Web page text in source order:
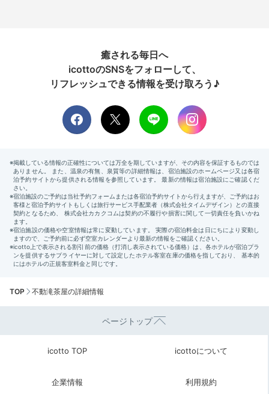
癒される毎日へ
icottoのSNSをフォローして、
リフレッシュできる情報を受け取ろう♪
TOP 不動滝茶屋の詳細情報
ページトップ
icotto TOP icottoについて
企業情報 利用規約